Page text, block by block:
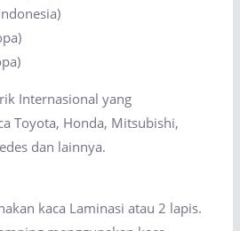
Internasional yang
Toyota, Honda, Mitsubishi,
dan lainnya.
kaca Laminasi atau 2 lapis.